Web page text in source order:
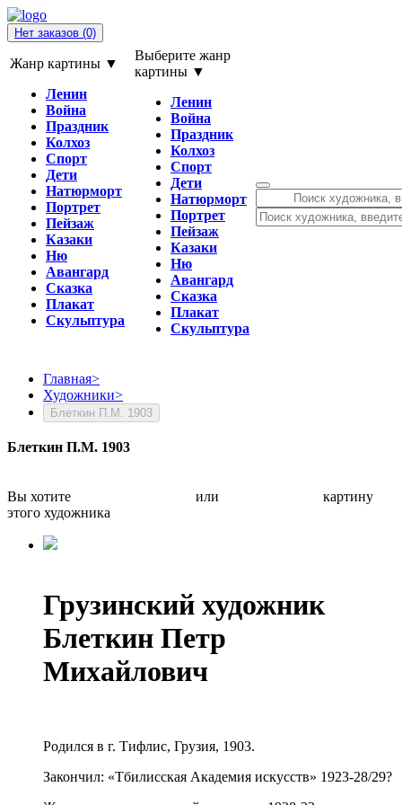
Нет заказов (0)
Жанр картины ▼
Ленин
Война
Праздник
Колхоз
Спорт
Дети
Натюрморт
Портрет
Пейзаж
Казаки
Ню
Авангард
Сказка
Плакат
Скульптура
Выберите жанр
картины ▼
Ленин
Война
Праздник
Колхоз
Спорт
Дети
Натюрморт
Портрет
Пейзаж
Казаки
Ню
Авангард
Сказка
Плакат
Скульптура
Главная>
Художники>
Блеткин П.М. 1903
Блеткин П.М. 1903
Вы хотите или
картину
этого художника
Грузинский художник
Блеткин Петр
Михайлович
Родился в г. Тифлис, Грузия, 1903.
Закончил: «Тбилисская Академия искусств» 1923-28/29?